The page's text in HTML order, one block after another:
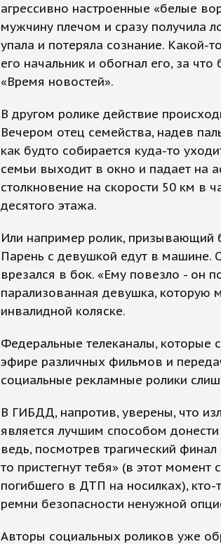
агрессивно настроенные «белые
мужчину плечом и сразу получила
упала и потеряла сознание. Какой-
его начальник и обогнал его, за
«Время новостей».
В другом ролике действие
Вечером отец семейства, надев
как будто собирается куда-то
семьи выходит в окно и падает на
столкновение на скорости 50 км в
десятого этажа.
Или например ролик, призывающий
Парень с девушкой едут в машине.
врезался в бок. «Ему повезло - он
парализованная девушка, которую
инвалидной коляске.
Федеральные телеканалы, которые
эфире различных фильмов и
социальные рекламные ролики
В ГИБДД, напротив, уверены, что
является лучшим способом
ведь, посмотрев трагический
то пристегнут тебя» (в этот момент
погибшего в ДТП на носилках), кто-
ремни безопасности ненужной
Авторы социальных роликов уже